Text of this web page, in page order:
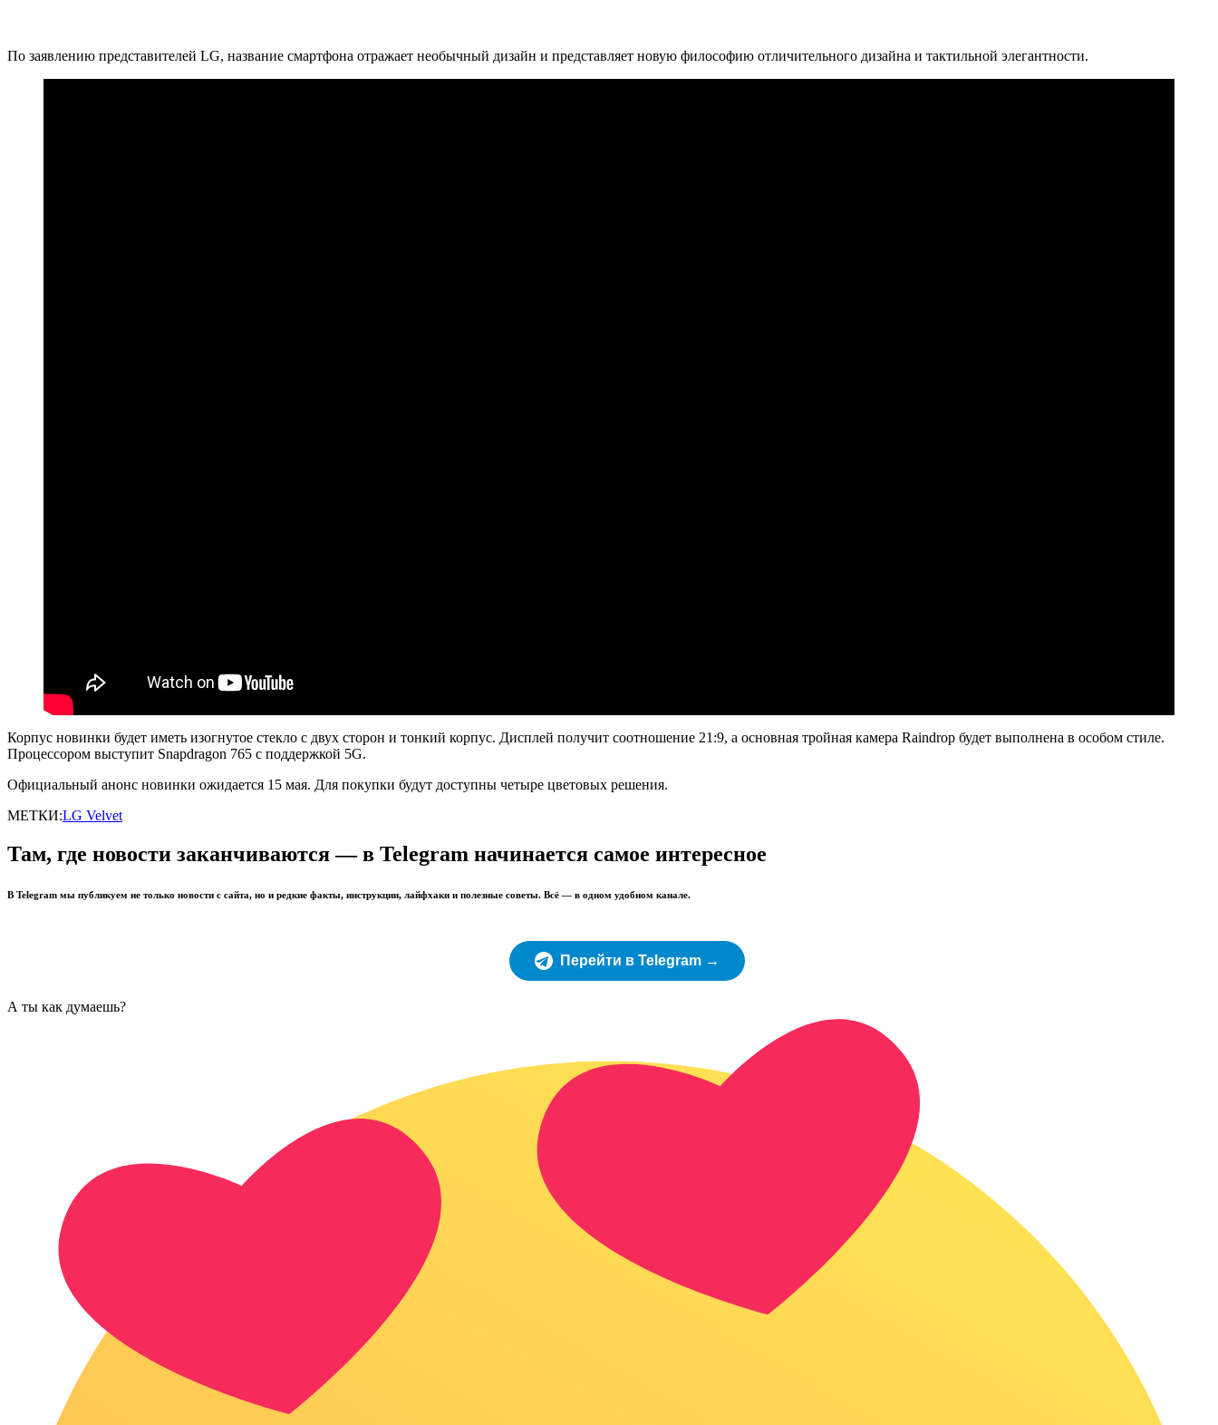
По заявлению представителей LG, название смартфона отражает необычный дизайн и представляет новую философию отличительного дизайна и тактильной элегантности.
Корпус новинки будет иметь изогнутое стекло с двух сторон и тонкий корпус. Дисплей получит соотношение 21:9, а основная тройная камера Raindrop будет выполнена в особом стиле.
Процессором выступит Snapdragon 765 с поддержкой 5G.
Официальный анонс новинки ожидается 15 мая. Для покупки будут доступны четыре цветовых решения.
МЕТКИ:LG Velvet
Там, где новости заканчиваются — в Telegram начинается самое интересное
В Telegram мы публикуем не только новости с сайта, но и редкие факты, инструкции, лайфхаки и полезные советы. Всё — в одном удобном канале.
Перейти в Telegram →
А ты как думаешь?